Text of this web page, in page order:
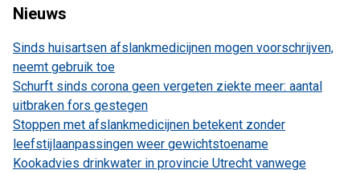
Nieuws
Sinds huisartsen afslankmedicijnen mogen voorschrijven,
neemt gebruik toe
Schurft sinds corona geen vergeten ziekte meer: aantal
uitbraken fors gestegen
Stoppen met afslankmedicijnen betekent zonder
leefstijlaanpassingen weer gewichtstoename
Kookadvies drinkwater in provincie Utrecht vanwege